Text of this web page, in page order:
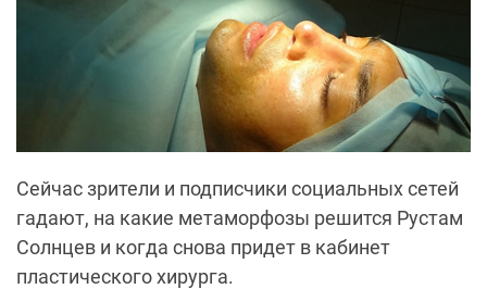
Сейчас зрители и подписчики социальных сетей
гадают, на какие метаморфозы решится Рустам
Солнцев и когда снова придет в кабинет
пластического хирурга.